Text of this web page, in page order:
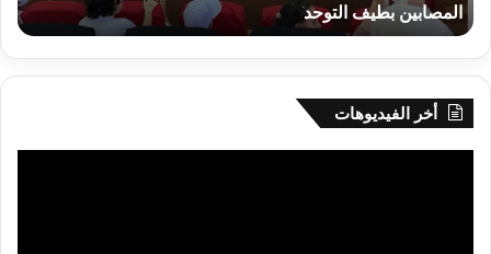
التوحد
المصابين بطيف التوحد
أخر الفيديوهات